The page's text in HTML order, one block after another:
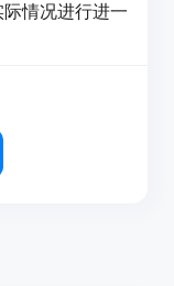
情况进行进一